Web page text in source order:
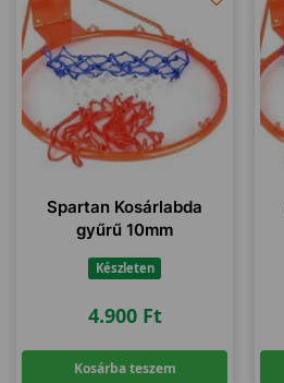
Spartan Kosárlabda
gyűrű 10mm
Készleten
4.900 Ft
Kosárba teszem